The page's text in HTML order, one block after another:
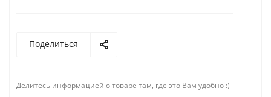
Поделиться
Делитесь информацией о товаре там, где это Вам удобно :)